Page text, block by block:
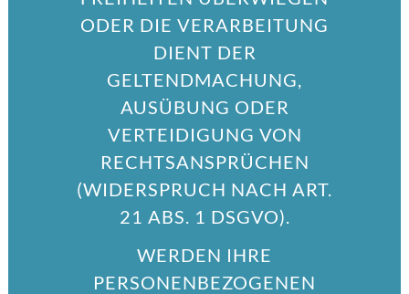
ODER DIE VERARBEITUNG
DIENT DER
GELTENDMACHUNG,
AUSÜBUNG ODER
VERTEIDIGUNG VON
RECHTSANSPRÜCHEN
(WIDERSPRUCH NACH ART.
21 ABS. 1 DSGVO).
WERDEN IHRE
PERSONENBEZOGENEN